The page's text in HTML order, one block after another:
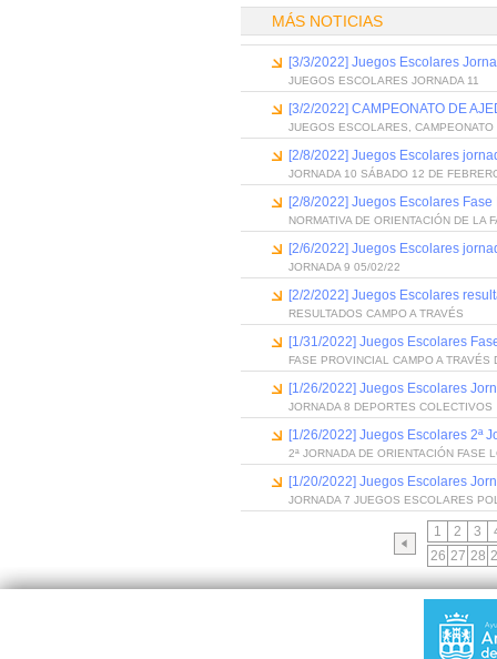
MÁS NOTICIAS
[3/3/2022] Juegos Escolares
JUEGOS ESCOLARES JORNADA 11
[3/2/2022] CAMPEONATO DE
JUEGOS ESCOLARES, CAMPEONATO
[2/8/2022] Juegos Escolares
JORNADA 10 SÁBADO 12 DE
[2/8/2022] Juegos Escolares
NORMATIVA DE ORIENTACIÓN DE LA
[2/6/2022] Juegos Escolares
JORNADA 9 05/02/22
[2/2/2022] Juegos Escolares
RESULTADOS CAMPO A TRAVÉS
[1/31/2022] Juegos Escolares
FASE PROVINCIAL CAMPO A
[1/26/2022] Juegos Escolares
JORNADA 8 DEPORTES COLECTIVOS
[1/26/2022] Juegos Escolares 2ª
2ª JORNADA DE ORIENTACIÓN FASE
[1/20/2022] Juegos Escolares
JORNADA 7 JUEGOS ESCOLARES
1 2 3
26 27 28